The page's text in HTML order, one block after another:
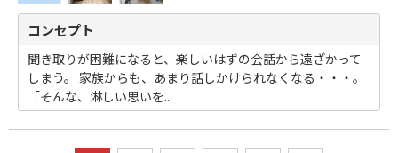
コンセプト
聞き取りが困難になると、楽しいはずの会話から遠ざかって
しまう。 家族からも、あまり話しかけられなくなる・・・。
「そんな、淋しい思いを...